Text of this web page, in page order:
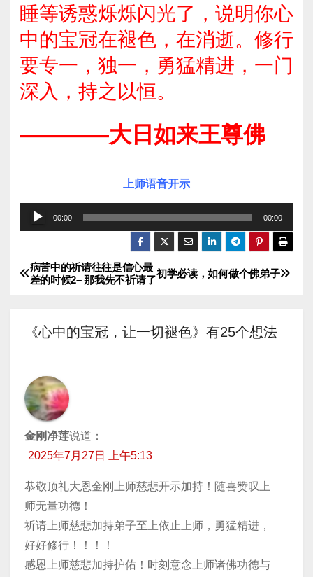
睡等诱惑烁烁闪光了，说明你心
中的宝冠在褪色，在消逝。修行
要专一，独一，勇猛精进，一门
深入，持之以恒。
————大日如来王尊佛
上师语音开示
频
放
00:00 00:00
文
导
初学必读，如何做个佛弟子
病苦中的祈请往往是信心最
差的时候2– 那我先不祈请了
《心中的宝冠，让一切褪色》有25个想法
金刚净莲说道：
2025年7月27日 上午5:13
恭敬顶礼大恩金刚上师慈悲开示加持！随喜赞叹上
师无量功德！
祈请上师慈悲加持弟子至上依止上师，勇猛精进，
好好修行！！！！
感恩上师慈悲加持护佑！时刻意念上师诸佛功德与